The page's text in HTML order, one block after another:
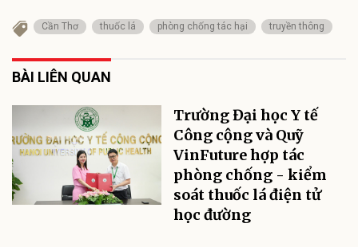
Cần Thơ thuốc lá phòng chống tác hại truyền thông
BÀI LIÊN QUAN
Trường Đại học Y tế
Công cộng và Quỹ
VinFuture hợp tác
phòng chống - kiểm
soát thuốc lá điện tử
học đường